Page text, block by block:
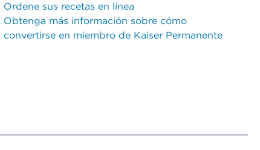
Ordene sus recetas en línea
Obtenga más información sobre cómo
convertirse en miembro de Kaiser Permanente